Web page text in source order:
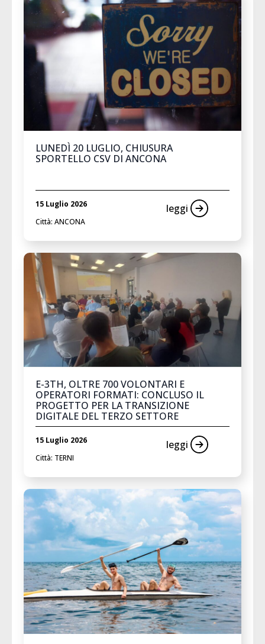
LUNEDÌ 20 LUGLIO, CHIUSURA
SPORTELLO CSV DI ANCONA
15 Luglio 2026
Città: ANCONA
leggi
E-3TH, OLTRE 700 VOLONTARI E
OPERATORI FORMATI: CONCLUSO IL
PROGETTO PER LA TRANSIZIONE
DIGITALE DEL TERZO SETTORE
15 Luglio 2026
Città: TERNI
leggi